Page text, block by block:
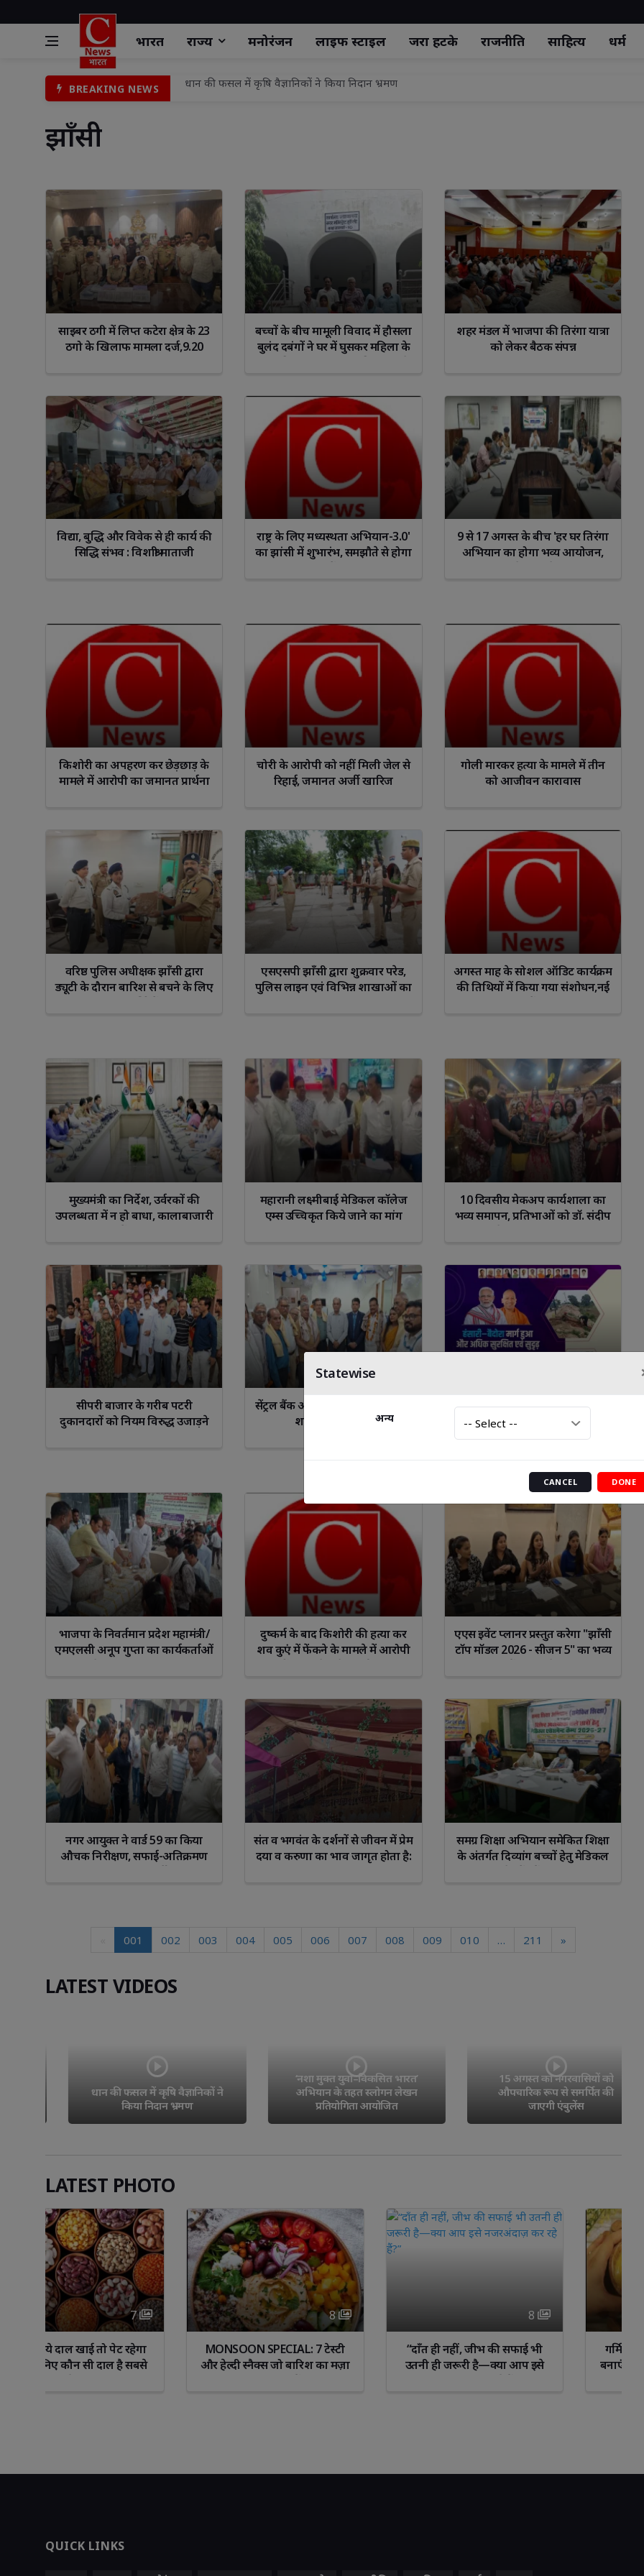
भारत राज्य मनोरंजन लाइफ स्‍टाइल जरा हटके राजनीति साहित्य धर्म
BREAKING NEWS
भारत में ₹40 की कछुआ छाप, पेरिस में ₹14,000! कीमत सुनकर आप भी कहेंगे—मच्छर खुद ही मार लेते हैं
अखिल भारतीय भोजपुरी समाज के राष्ट्रीय अध्यक्ष श्री प्रभुनाथ राय के नेतृत्व में भोजपुरी महोत्सव का भव्य आयोजन
झटका मशीन की चपेट में आए किशोर की मौत
वंचित, शोषित व पिछड़े-दलित-अल्पसंख्यक वर्गों की भागीदारी के लिए एकजुट होकर कार्य करेगा मोर्चा : उमेश कुमार
पिकअप पलटने से 29 लोग घायल, 7 को कानपुर रेफर
बहादुरगंज चौराहे पर पौधरोपण, पर्यावरण संरक्षण का दिया संदेश
धान की फसल में कृषि वैज्ञानिकों ने किया निदान भ्रमण
झाँसी
साइबर ठगी में लिप्त कटेरा क्षेत्र के 23
ठगो के खिलाफ मामला दर्ज,9.20
बच्चों के बीच मामूली विवाद में हौसला
बुलंद दबंगों ने घर में घुसकर महिला के
मिलने पर लगाई मुख्यमंत्री से गुहार
शहर मंडल में भाजपा की तिरंगा यात्रा
को लेकर बैठक संपन्न
विद्या, बुद्धि और विवेक से ही कार्य की
सिद्धि संभव : विशाश्री माताजी
राष्ट्र के लिए मध्यस्थता अभियान-3.0'
का झांसी में शुभारंभ, समझौते से होगा
9 से 17 अगस्त के बीच 'हर घर तिरंगा
अभियान का होगा भव्य आयोजन,
किशोरी का अपहरण कर छेड़छाड़ के
मामले में आरोपी का जमानत प्रार्थना
चोरी के आरोपी को नहीं मिली जेल से
रिहाई, जमानत अर्जी खारिज
गोली मारकर हत्या के मामले में तीन
को आजीवन कारावास
वरिष्ठ पुलिस अधीक्षक झाँसी द्वारा
ड्यूटी के दौरान बारिश से बचने के लिए
एसएसपी झाँसी द्वारा शुक्रवार परेड,
पुलिस लाइन एवं विभिन्न शाखाओं का
अगस्त माह के सोशल ऑडिट कार्यक्रम
की तिथियों में किया गया संशोधन,नई
मुख्यमंत्री का निर्देश, उर्वरकों की
उपलब्धता में न हो बाधा, कालाबाजारी
पर रखें कड़ी नजर
महारानी लक्ष्मीबाई मेडिकल कॉलेज
एम्स उच्चिकृत किये जाने का मांग
10 दिवसीय मेकअप कार्यशाला का
भव्य समापन, प्रतिभाओं को डॉ. संदीप
ने किया सम्मानित
सीपरी बाजार के गरीब पटरी
दुकानदारों को नियम विरुद्ध उजाड़ने
सेंट्रल बैंक ऑफ इंडिया की नई प्रेमनगर
शाखा का शुभारंभ
बबीना विकास गाथा: हंसारी-बैदोरा
मार्ग हुआ अधिक सुरक्षित एवं सुदृढ़
भाजपा के निवर्तमान प्रदेश महामंत्री/
एमएलसी अनूप गुप्ता का कार्यकर्ताओं
दुष्कर्म के बाद किशोरी की हत्या कर
शव कुएं में फेंकने के मामले में आरोपी
एएस इवेंट प्लानर प्रस्तुत करेगा "झाँसी
टॉप मॉडल 2026 - सीजन 5" का भव्य
नगर आयुक्त ने वार्ड 59 का किया
औचक निरीक्षण, सफाई-अतिक्रमण
संत व भगवंत के दर्शनों से जीवन में प्रेम
दया व करुणा का भाव जागृत होता है:
समग्र शिक्षा अभियान समेकित शिक्षा
के अंतर्गत दिव्यांग बच्चों हेतु मेडिकल
001 002 003 004 005 006 007 008 009 010 … 211 »
LATEST VIDEOS
धान की फसल में कृषि वैज्ञानिकों ने
किया निदान भ्रमण
‘नशा मुक्त युवा–विकसित भारत’
अभियान के तहत स्लोगन लेखन
प्रतियोगिता आयोजित
15 अगस्त को नगरवासियों को
औपचारिक रूप से समर्पित की
जाएगी एंबुलेंस
LATEST PHOTO
8
MONSOON SPECIAL: 7 टेस्टी
और हेल्दी स्नैक्स जो बारिश का मज़ा
“दाँत ही नहीं, जीभ की सफाई भी
उतनी ही जरूरी है—क्या आप इसे
गर्मियों में शादी के लिए चेहरा कैसे
बनाएं फ्रेश और ग्लोइंग –नेचुरल ग्लो
Scorpio Sagittarius Capricorn Aquarius
QUICK LINKS
Statewise
अन्य
CANCEL DONE